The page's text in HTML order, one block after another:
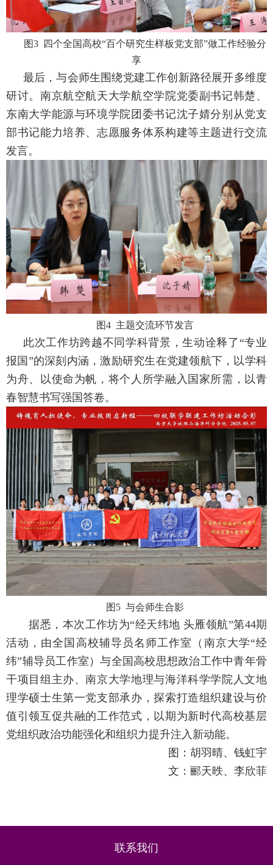
图3
四个全国高校“百个研究生样板党支部”做工作经验分
享
最后，与会师生围绕党建工作创新路径展开多维度
研讨。南京航空航天大学航空学院党委副书记韩楚、
东南大学能源与环境学院团委书记沈子婧分别从党支
部书记能力培养、志愿服务体系构建等主题进行交流
发言。
图4 主题交流环节发言
此次工作坊跨越不同学科背景，生动诠释了“专业
报国”的深刻内涵，激励研究生在党建领航下，以学科
为舟、以使命为帆，将个人所学融入国家所需，以青
春智慧书写强国答卷。
图 5 与会师生合影
据悉，本次工作坊为“经天纬地 头雁领航”第44期
活动，由全国高校辅导员名师工作室（南京大学“经
纬”辅导员工作室）与全国高校思想政治工作中青年骨
干项目组主办、南京大学地理与海洋科学学院人文地
理学硕士生第一党支部承办，探索打造组织建设与价
值引领互促共融的工作范式，以期为新时代高校基层
党组织政治功能强化和组织力提升注入新动能。
图：胡羽晴、钱虹宇
文：郦天昳、李欣菲
联系我们